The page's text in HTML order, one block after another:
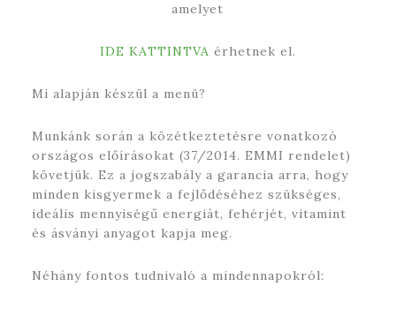
amelyet
IDE KATTINTVA érhetnek el.
Mi alapján készül a menü?
Munkánk során a közétkeztetésre vonatkozó
országos előírásokat (37/2014. EMMI rendelet)
követjük. Ez a jogszabály a garancia arra, hogy
minden kisgyermek a fejlődéséhez szükséges,
ideális mennyiségű energiát, fehérjét, vitamint
és ásványi anyagot kapja meg.
Néhány fontos tudnivaló a mindennapokról: